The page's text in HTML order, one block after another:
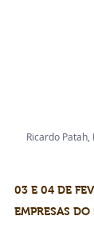
Ricardo Patah,
03 E 04 DE
EMPRESAS DO